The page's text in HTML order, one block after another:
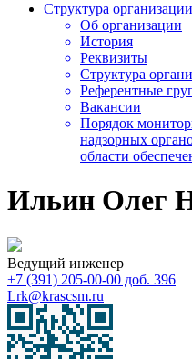
Структура организации
Об организации
История
Реквизиты
Структура
Референтные
Вакансии
Порядок
надзорных
области
Ильин Олег
Ведущий инженер
+7 (391) 205-00-00 доб. 396
Lrk@krascsm.ru